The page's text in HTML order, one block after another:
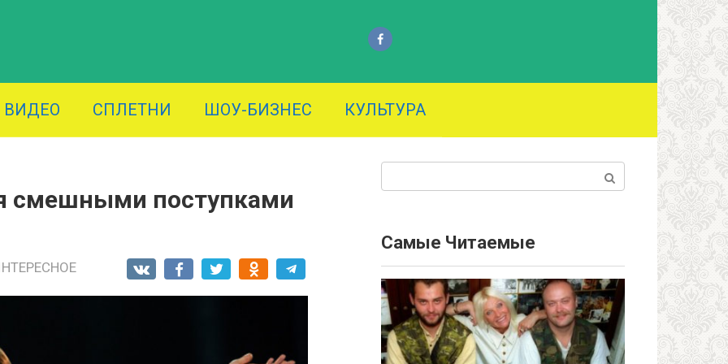
ВИДЕО СПЛЕТНИ ШОУ-БИЗНЕС КУЛЬТУРА
смешными поступками
Самые Читаемые